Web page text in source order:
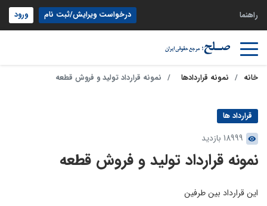
راهنما درخواست ویرایش/ثبت نام ورود
خانه نمونه قراردادها نمونه قرارداد تولید و فروش قطعه
قرارداد ها
18999 بازدید
نمونه قرارداد تولید و فروش قطعه
این قرارداد بین طرفین